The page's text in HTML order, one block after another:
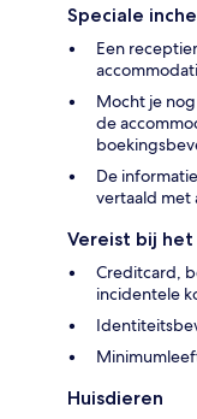
Speciale
Een
Mocht je
de
De
vertaald met
Vereist bij het
Creditcard,
incidentele
Huisdieren